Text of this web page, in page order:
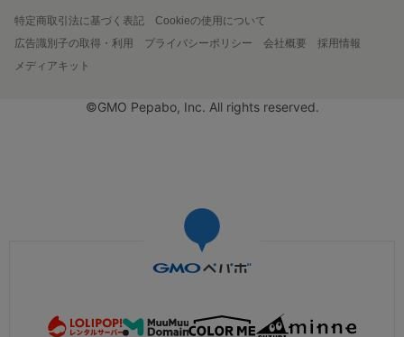
特定商取引法に基づく表記
Cookieの使用について
広告識別子の取得・利用
プライバシーポリシー 会社概要
採用情報
メディアキット
©GMO Pepabo, Inc. All rights reserved.